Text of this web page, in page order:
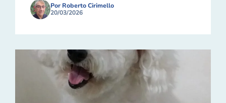
Por Roberto Cirimello
20/03/2026